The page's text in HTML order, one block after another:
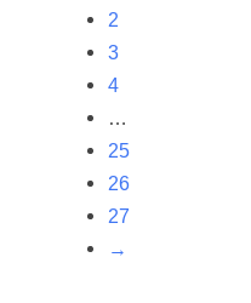
2
3
4
…
25
26
27
→